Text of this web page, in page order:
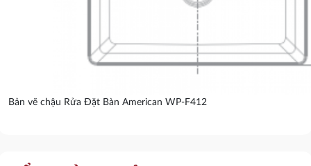
Bản vẽ chậu Rửa Đặt Bàn American WP-F412